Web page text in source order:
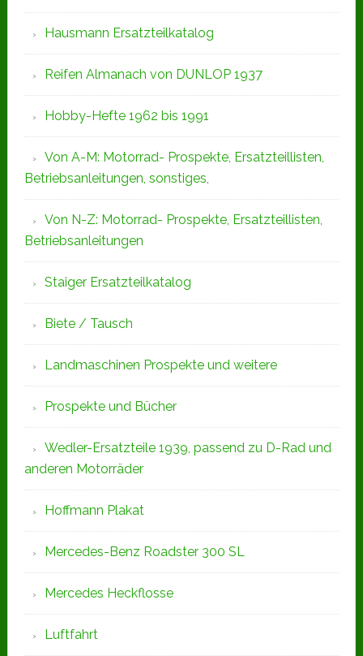
Hausmann Ersatzteilkatalog
Reifen Almanach von DUNLOP 1937
Hobby-Hefte 1962 bis 1991
Von A-M: Motorrad- Prospekte, Ersatzteillisten,
Betriebsanleitungen, sonstiges,
Von N-Z: Motorrad- Prospekte, Ersatzteillisten,
Betriebsanleitungen
Staiger Ersatzteilkatalog
Biete / Tausch
Landmaschinen Prospekte und weitere
Prospekte und Bücher
Wedler-Ersatzteile 1939, passend zu D-Rad und
anderen Motorräder
Hoffmann Plakat
Mercedes-Benz Roadster 300 SL
Mercedes Heckflosse
Luftfahrt